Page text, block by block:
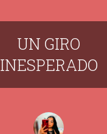
UN GIRO
INESPERADO